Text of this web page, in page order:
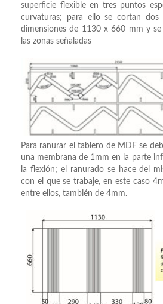
superficie flexible en tres puntos
curvaturas; para ello se cortan
dimensiones de 1130 x 660 mm y
las zonas señaladas
Para ranurar el tablero de MDF se
una membrana de 1mm en la parte
la flexión; el ranurado se hace del
con el que se trabaje, en este caso
entre ellos, también de 4mm.